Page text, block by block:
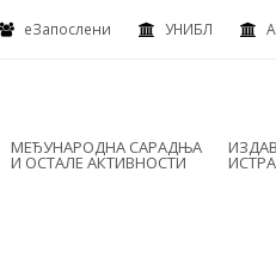
еЗапослени УНИБЛ
МЕЂУНАРОДНА САРАДЊА
И ОСТАЛЕ АКТИВНОСТИ